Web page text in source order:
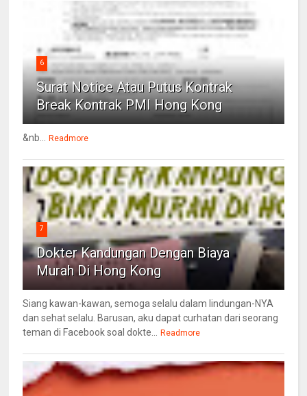
6
Surat Notice Atau Putus Kontrak
Break Kontrak PMI Hong Kong
&nb... Readmore
7
Dokter Kandungan Dengan Biaya
Murah Di Hong Kong
Siang kawan-kawan, semoga selalu dalam lindungan-NYA
dan sehat selalu. Barusan, aku dapat curhatan dari seorang
teman di Facebook soal dokte... Readmore